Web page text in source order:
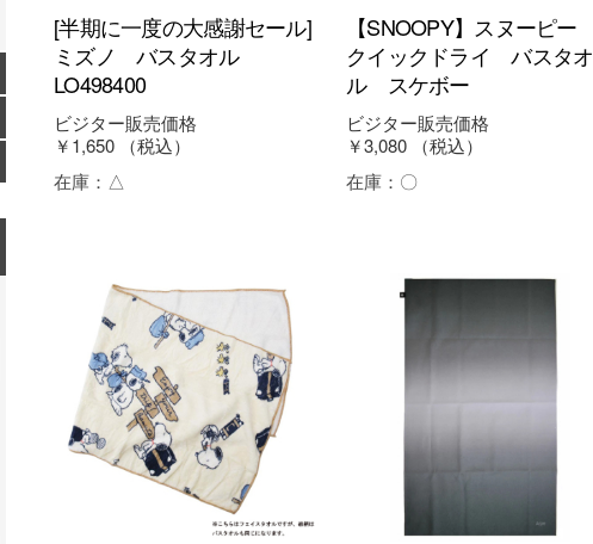
[半期に一度の大感謝セール]
ミズノ バスタオル
LO498400
ビジター販売価格
￥1,650
（税込）
在庫： △
【SNOOPY】スヌーピー
クイックドライ バスタオ
ル スケボー
ビジター販売価格
￥3,080
（税込）
在庫： 〇